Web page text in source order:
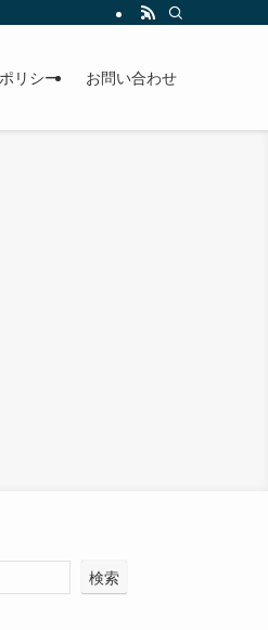
リシー お問い合わせ
検索